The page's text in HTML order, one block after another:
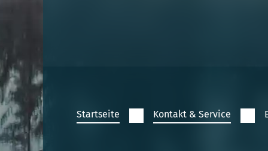
Startseite Kontakt & Service